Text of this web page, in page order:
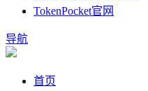
TokenPocket官网
导航
首页